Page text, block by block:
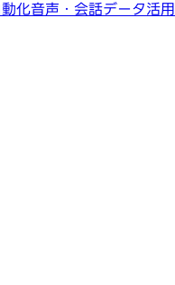
化音声・会話データ活用